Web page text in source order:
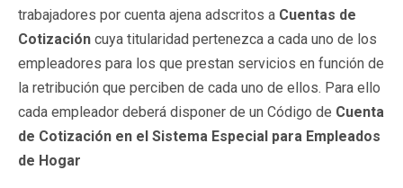
trabajadores por cuenta ajena adscritos a Cuentas de
Cotización cuya titularidad pertenezca a cada uno de los
empleadores para los que prestan servicios en función de
la retribución que perciben de cada uno de ellos. Para ello
cada empleador deberá disponer de un Código de Cuenta
de Cotización en el Sistema Especial para Empleados
de Hogar